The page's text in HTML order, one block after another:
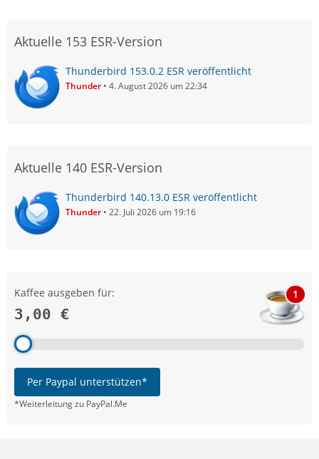
Aktuelle 153 ESR-Version
Thunderbird 153.0.2 ESR veröffentlicht
Thunder 4. August 2026 um 22:34
Aktuelle 140 ESR-Version
Thunderbird 140.13.0 ESR veröffentlicht
Thunder 22. Juli 2026 um 19:16
Kaffee ausgeben für:
3,00 €
1
Per Paypal unterstützen*
*Weiterleitung zu PayPal.Me